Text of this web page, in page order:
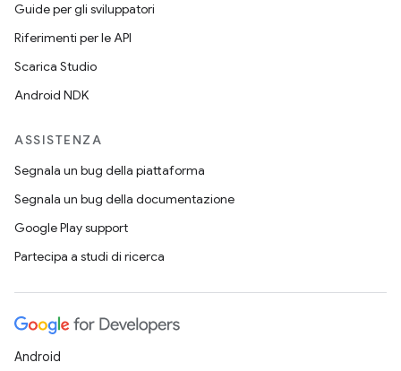
Guide per gli sviluppatori
Riferimenti per le API
Scarica Studio
Android NDK
ASSISTENZA
Segnala un bug della piattaforma
Segnala un bug della documentazione
Google Play support
Partecipa a studi di ricerca
Android